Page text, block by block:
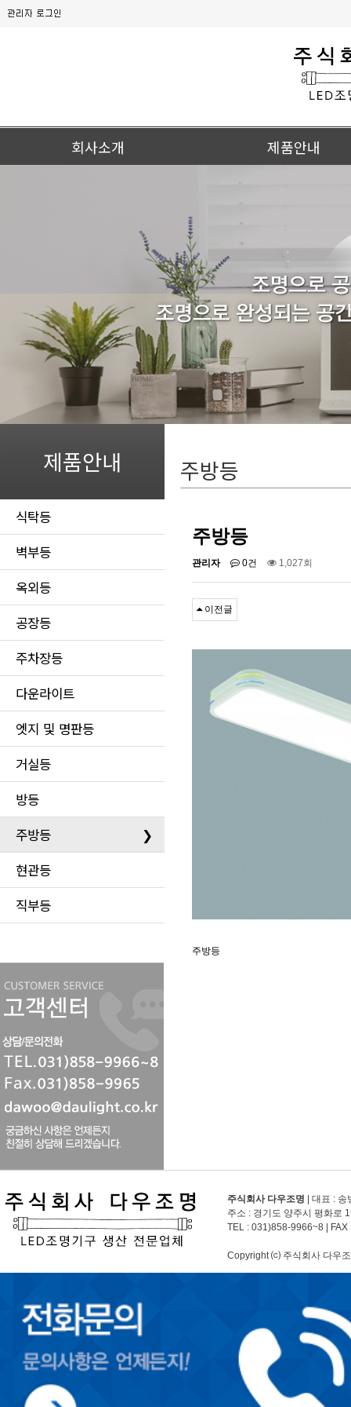
회사소개 제품안내
제품안내
식탁등
벽부등
옥외등
공장등
주차장등
다운라이트
엣지 및 명판등
거실등
방등
주방등
❯
현관등
직부등
주방등
주방등
관리자 0건 1,027회
이전글
주방등
주식회사 다우조명 | 대표 :
주소 : 경기도 양주시 평화로
TEL : 031)858-9966~8 |
Copyright ⒞ 주식회사 다우